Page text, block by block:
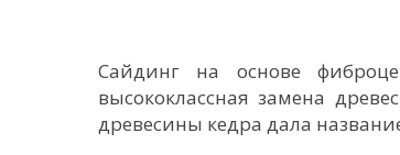
Сайдинг на основе
высококлассная замена
древесины кедра дала